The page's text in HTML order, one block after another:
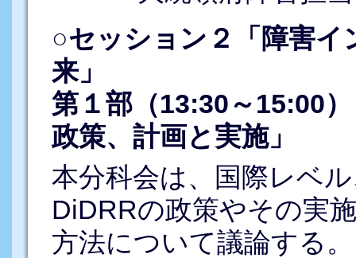
○セッション２「障害イ
来」
第１部（13:30～15:00
政策、計画と実施」
本分科会は、国際レベ
DiDRRの政策やその実
方法について議論する